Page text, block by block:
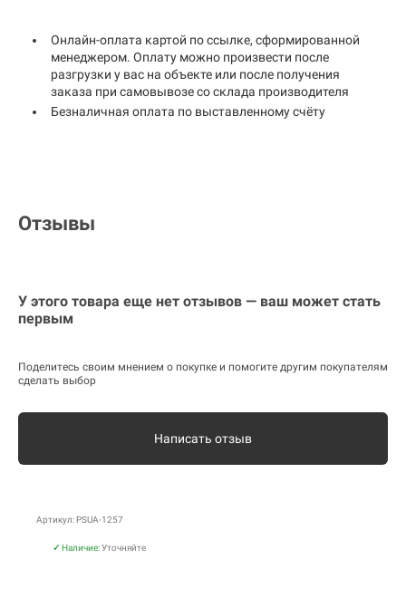
Онлайн-оплата картой по ссылке, сформированной
менеджером. Оплату можно произвести после
разгрузки у вас на объекте или после получения
заказа при самовывозе со склада производителя
Безналичная оплата по выставленному счёту
Отзывы
У этого товара еще нет отзывов — ваш может стать
первым
Поделитесь своим мнением о покупке и помогите другим покупателям
сделать выбор
Написать отзыв
Артикул: PSUA-1257
✓ Наличие:Уточняйте